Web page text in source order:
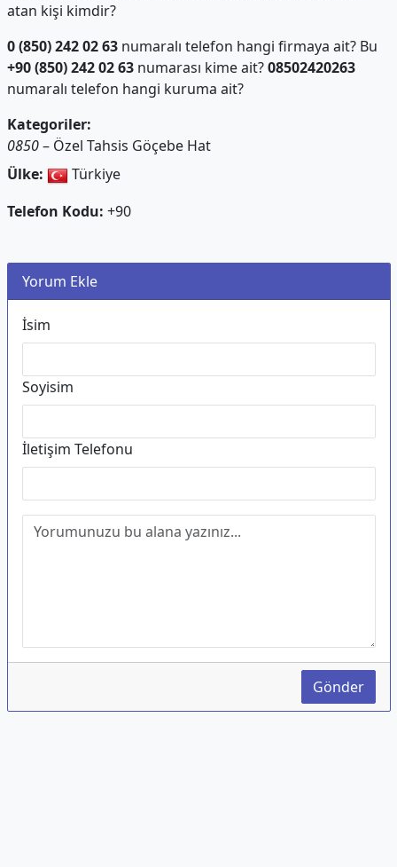
atan kişi kimdir?
0 (850) 242 02 63numaralı telefon hangi firmaya ait? Bu
+90 (850) 242 02 63numarası kime ait?08502420263
numaralı telefon hangi kuruma ait?
Kategoriler:
0850– Özel Tahsis Göçebe Hat
Ülke:
Türkiye
Telefon Kodu: +90
Yorum Ekle
İsim
Soyisim
İletişim Telefonu
Gönder